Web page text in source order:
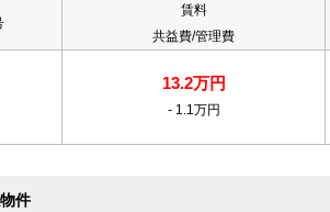
賃料
共益費/管理費
13.2万円
- 1.1万円
件